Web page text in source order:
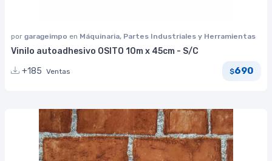
por garageimpo en Máquinaria, Partes Industriales y Herramientas
Vinilo autoadhesivo OSITO 10m x 45cm - S/C
+185 Ventas $690